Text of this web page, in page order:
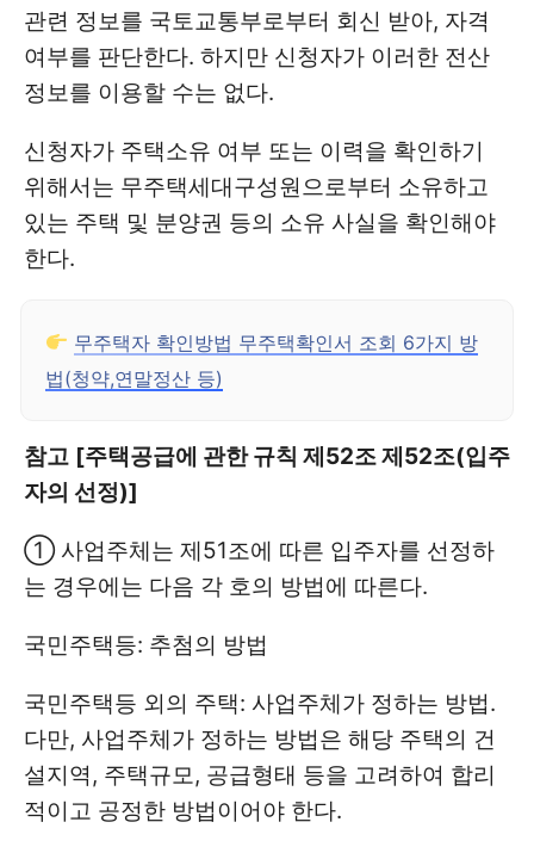
관련 정보를 국토교통부로부터 회신 받아, 자격
여부를 판단한다. 하지만 신청자가 이러한 전산
정보를 이용할 수는 없다.
신청자가 주택소유 여부 또는 이력을 확인하기
위해서는 무주택세대구성원으로부터 소유하고
있는 주택 및 분양권 등의 소유 사실을 확인해야
한다.
무주택자 확인방법 무주택확인서 조회 6가지 방
법(청약,연말정산 등)
참고 [주택공급에 관한 규칙 제52조 제52조(입주
자의 선정)]
① 사업주체는 제51조에 따른 입주자를 선정하
는 경우에는 다음 각 호의 방법에 따른다.
국민주택등: 추첨의 방법
국민주택등 외의 주택: 사업주체가 정하는 방법.
다만, 사업주체가 정하는 방법은 해당 주택의 건
설지역, 주택규모, 공급형태 등을 고려하여 합리
적이고 공정한 방법이어야 한다.